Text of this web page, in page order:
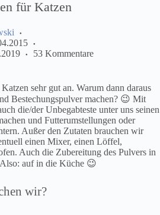
für Katzen
53 Kommentare
sehr gut an. Warum dann daraus
Bestechungspulver machen? 😉 Mit
die/der Unbegabteste unter uns seinen
und Futterumstellungen oder
Außer den Zutaten brauchen wir
einen Mixer, einen Löffel,
Auch die Zubereitung des Pulvers in
auf in die Küche 😉
wir?